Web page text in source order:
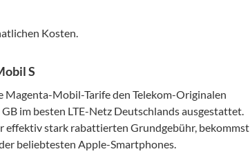
Kosten.
S
Magenta-Mobil-Tarife den Telekom-Originalen
im besten LTE-Netz Deutschlands ausgestattet.
effektiv stark rabattierten Grundgebühr, bekommst
beliebtesten Apple-Smartphones.